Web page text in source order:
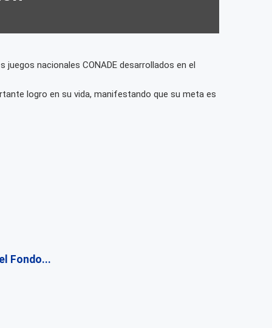
nacionales CONADE desarrollados en el
logro en su vida, manifestando que su meta es
Fondo...